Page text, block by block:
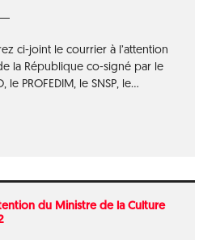
ci-joint le courrier à l’attention
la République co-signé par le
le PROFEDIM, le SNSP, le...
du Ministre de la Culture